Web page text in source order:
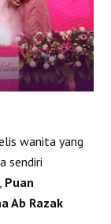
wanita yang
sendiri
, Puan
Ab Razak